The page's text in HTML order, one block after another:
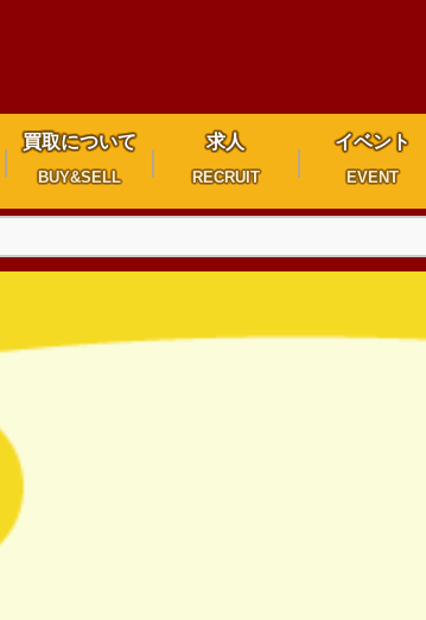
買取について
BUY&SELL
求人
RECRUIT
イベント
EVENT